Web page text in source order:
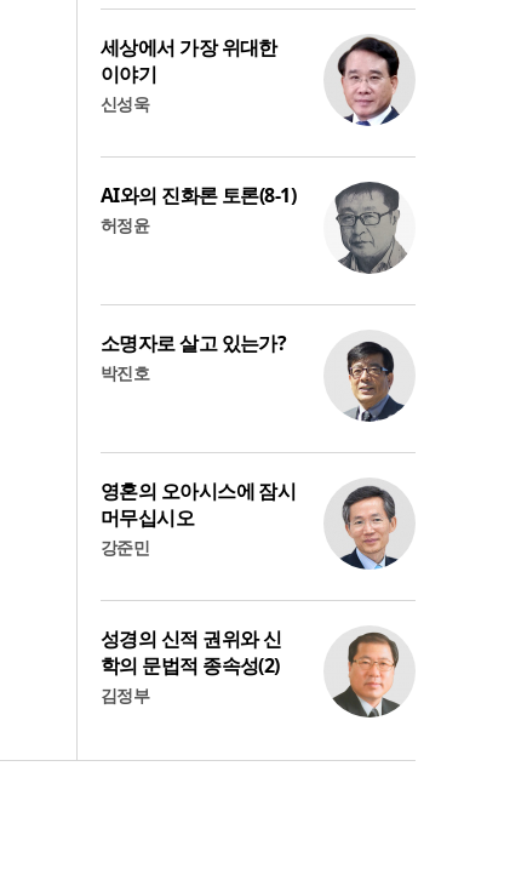
세상에서 가장 위대한
이야기
신성욱
AI와의 진화론 토론(8-1)
허정윤
소명자로 살고 있는가?
박진호
영혼의 오아시스에 잠시
머무십시오
강준민
성경의 신적 권위와 신
학의 문법적 종속성(2)
김정부